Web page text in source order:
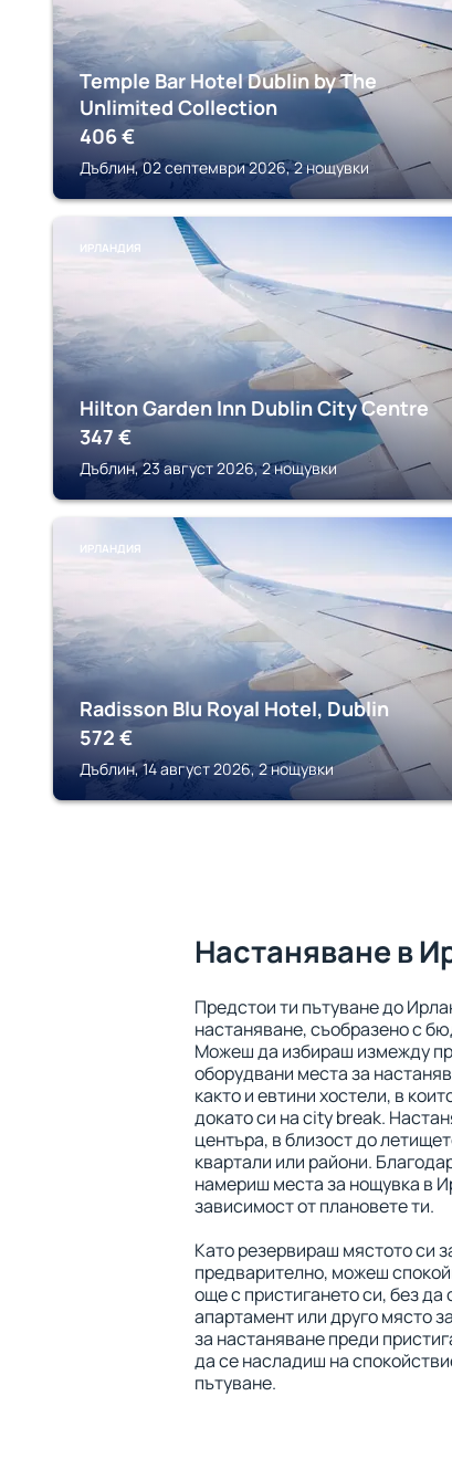
Temple Bar Hotel Dublin by The
Unlimited Collection
406€
Дъблин, 02 септември 2026, 2 нощувки
ИРЛАНДИЯ
Hilton Garden Inn Dublin City Centre
347 €
Дъблин, 23 август 2026, 2 нощувки
ИРЛАНДИЯ
Radisson Blu Royal Hotel, Dublin
572 €
Дъблин, 14 август 2026, 2 нощувки
Настаняване в
Предстои ти пътуване до
настаняване, съобразено с
Можеш да избираш измежду
оборудвани места за
както и евтини хостели, в
докато си на city break.
центъра, в близост до
квартали или райони.
намериш места за нощувка в
зависимост от плановете ти.
Като резервираш мястото си
предварително, можеш
още с пристигането си, без да
апартамент или друго място
за настаняване преди
да се насладиш на
пътуване.